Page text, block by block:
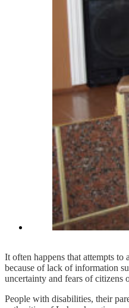
It often happens that attempts
because of lack of information
uncertainty and fears of citizens
People with disabilities, their